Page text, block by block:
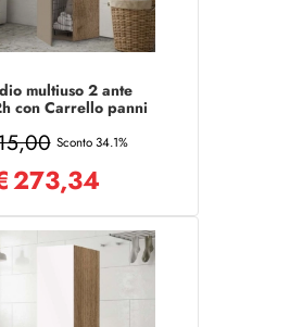
multiuso 2 ante
con Carrello panni
Sconto 34.1%
273,34